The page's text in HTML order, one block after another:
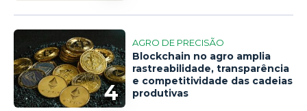
4
AGRO DE PRECISÃO
Blockchain no agro amplia
rastreabilidade, transparência
e competitividade das cadeias
produtivas